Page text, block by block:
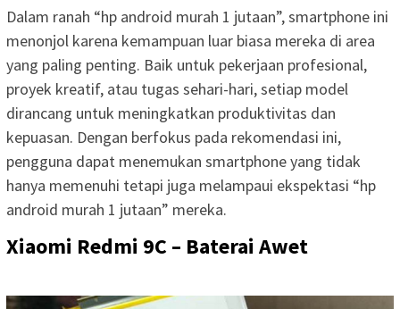
Dalam ranah “hp android murah 1 jutaan”, smartphone ini
menonjol karena kemampuan luar biasa mereka di area
yang paling penting. Baik untuk pekerjaan profesional,
proyek kreatif, atau tugas sehari-hari, setiap model
dirancang untuk meningkatkan produktivitas dan
kepuasan. Dengan berfokus pada rekomendasi ini,
pengguna dapat menemukan smartphone yang tidak
hanya memenuhi tetapi juga melampaui ekspektasi “hp
android murah 1 jutaan” mereka.
Xiaomi Redmi 9C – Baterai Awet